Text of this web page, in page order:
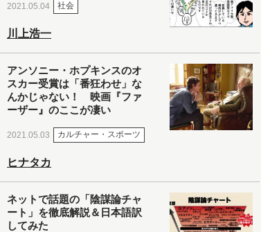
2021.05.04 社会
川上浩一
アンソニー・ホプキンスのオ
スカー受賞は「番狂わせ」な
んかじゃない！ 映画『ファ
ーザー』のここが凄い
2021.05.03 カルチャー・スポーツ
ヒナタカ
ネットで話題の「陰謀論チャ
ート」を徹底解説＆日本語訳
してみた